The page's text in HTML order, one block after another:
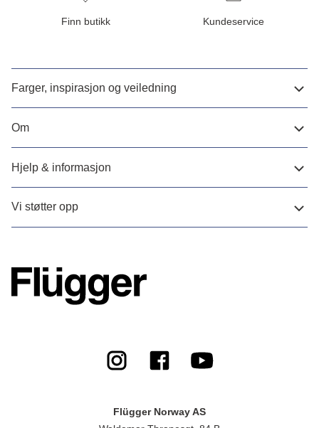
Finn butikk Kundeservice
Farger, inspirasjon og veiledning
Om
Hjelp & informasjon
Vi støtter opp
Flügger Norway AS